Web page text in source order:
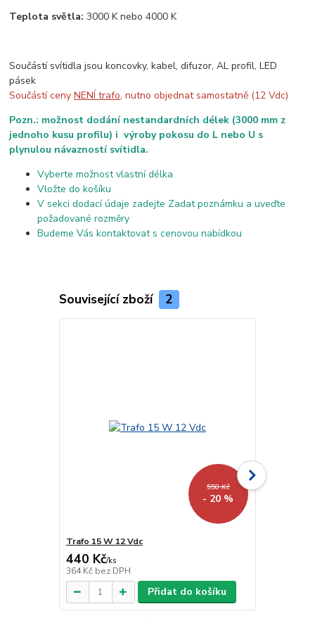
Teplota světla:3000 K nebo 4000 K
Součástí svítidla jsou koncovky, kabel, difuzor, AL profil, LED
pásek
Součástí cenyNENÍ trafo, nutno objednat samostatně (12 Vdc)
Pozn.: možnost dodání nestandardních délek (3000 mm z
jednoho kusu profilu) i výroby pokosu do L nebo U s
plynulou návazností svítidla.
Vyberte možnost vlastní délka
Vložte do košíku
V sekci dodací údaje zadejte Zadat poznámku a uveďte
požadované rozměry
Budeme Vás kontaktovat s cenovou nabídkou
Související zboží 2
550 Kč
- 20 %
Trafo 15 W 12 Vdc
440 Kč/ks
364 Kč bez DPH
Přidat do košíku